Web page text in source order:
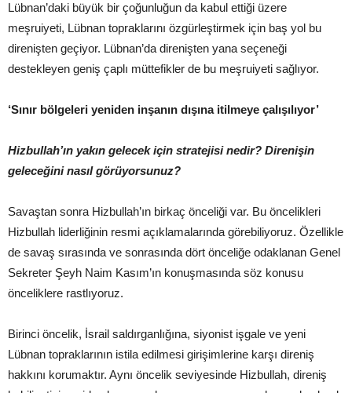
Lübnan’daki büyük bir çoğunluğun da kabul ettiği üzere
meşruiyeti, Lübnan topraklarını özgürleştirmek için baş yol bu
direnişten geçiyor. Lübnan’da direnişten yana seçeneği
destekleyen geniş çaplı müttefikler de bu meşruiyeti sağlıyor.
‘Sınır bölgeleri yeniden inşanın dışına itilmeye çalışılıyor’
Hizbullah’ın yakın gelecek için stratejisi nedir? Direnişin
geleceğini nasıl görüyorsunuz?
Savaştan sonra Hizbullah’ın birkaç önceliği var. Bu öncelikleri
Hizbullah liderliğinin resmi açıklamalarında görebiliyoruz. Özellikle
de savaş sırasında ve sonrasında dört önceliğe odaklanan Genel
Sekreter Şeyh Naim Kasım’ın konuşmasında söz konusu
önceliklere rastlıyoruz.
Birinci öncelik, İsrail saldırganlığına, siyonist işgale ve yeni
Lübnan topraklarının istila edilmesi girişimlerine karşı direniş
hakkını korumaktır. Aynı öncelik seviyesinde Hizbullah, direniş